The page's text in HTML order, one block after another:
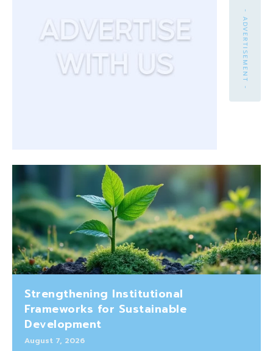
- ADVERTISEMENT -
Strengthening Institutional
Frameworks for Sustainable
Development
August 7, 2026